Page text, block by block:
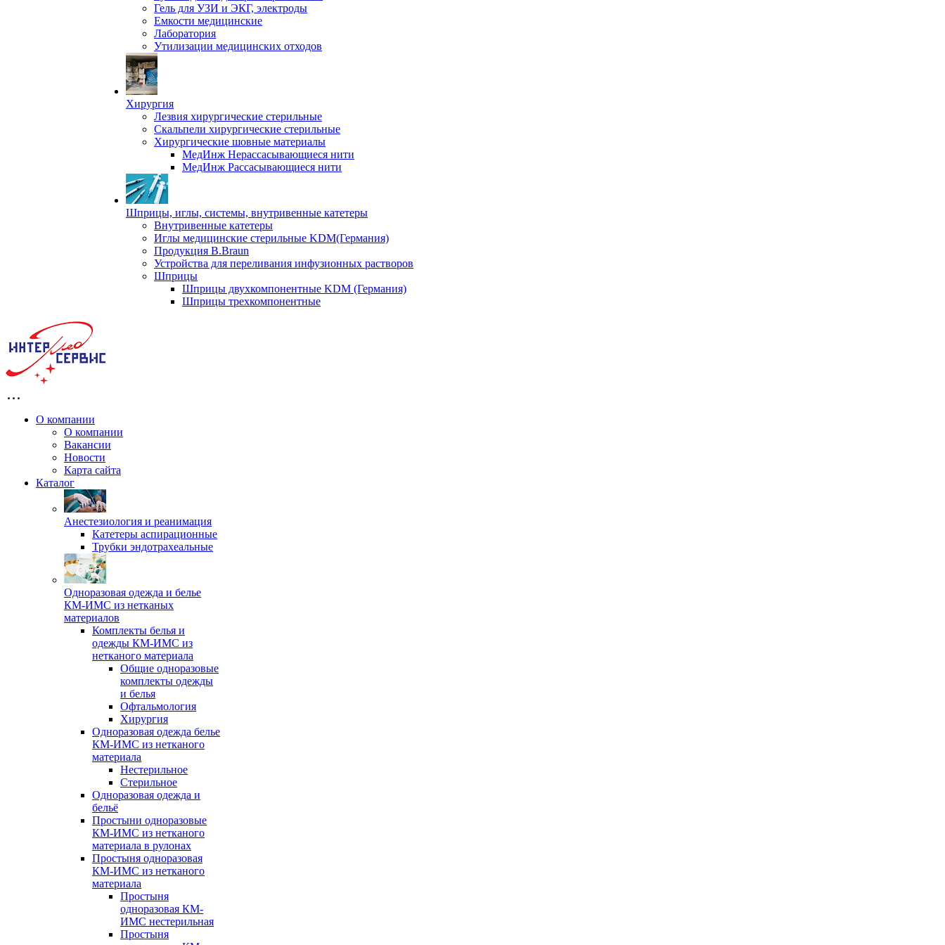
Гель для УЗИ и ЭКГ, электроды
Емкости медицинские
Лаборатория
Утилизации медицинских отходов
Хирургия
Лезвия хирургические стерильные
Скальпели хирургические стерильные
Хирургические шовные материалы
МедИнж Нерассасывающиеся нити
МедИнж Рассасывающиеся нити
Шприцы, иглы, системы, внутривенные катетеры
Внутривенные катетеры
Иглы медицинские стерильные KDM(Германия)
Продукция B.Braun
Устройства для переливания инфузионных растворов
Шприцы
Шприцы двухкомпонентные KDM (Германия)
Шприцы трехкомпонентные
О компании
О компании
Вакансии
Новости
Карта сайта
Каталог
Анестезиология и реанимация
Катетеры аспирационные
Трубки эндотрахеальные
Одноразовая одежда и белье
КМ-ИМС из нетканых
материалов
Комплекты белья и
одежды КМ-ИМС из
нетканого материала
Общие одноразовые
комплекты одежды
и белья
Офтальмология
Хирургия
Одноразовая одежда белье
КМ-ИМС из нетканого
материала
Нестерильное
Стерильное
Одноразовая одежда и
бельё
Простыни одноразовые
КМ-ИМС из нетканого
материала в рулонах
Простыня одноразовая
КМ-ИМС из нетканого
материала
Простыня
одноразовая КМ-
ИМС нестерильная
Простыня